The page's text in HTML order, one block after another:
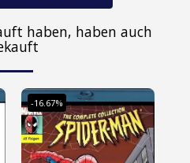
haben, haben auch
-16.67%